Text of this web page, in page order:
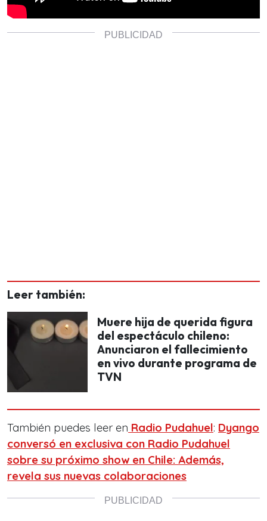
Leer también:
Muere hija de querida figura
del espectáculo chileno:
Anunciaron el fallecimiento
en vivo durante programa de
TVN
También puedes leer en Radio Pudahuel: Dyango
conversó en exclusiva con Radio Pudahuel
sobre su próximo show en Chile: Además,
revela sus nuevas colaboraciones